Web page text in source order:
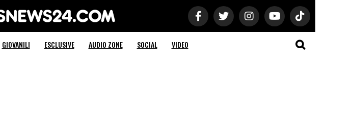
News 24
GIOVANILI ESCLUSIVE AUDIO ZONE SOCIAL VIDEO